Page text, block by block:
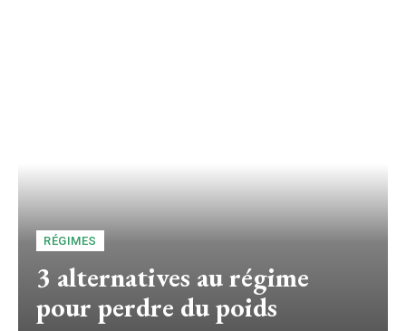
RÉGIMES
3 alternatives au régime
pour perdre du poids